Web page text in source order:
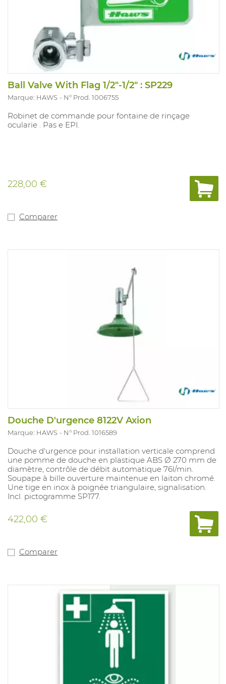
Ball Valve With Flag 1/2"-1/2" : SP229
Marque: HAWS N° Prod. 1006755
Robinet de commande pour fontaine de rinçage
ocularie . Pas e EPI.
228,00 €
Comparer
Douche D'urgence 8122V Axion
Marque: HAWS N° Prod. 1016589
Douche d'urgence pour installation verticale comprend
une pomme de douche en plastique ABS Ø 270 mm de
diamètre, contrôle de débit automatique 76l/min.
Soupape à bille ouverture maintenue en laiton chromé.
Une tige en inox à poignée triangulaire, signalisation.
Incl. pictogramme SP177.
422,00 €
Comparer